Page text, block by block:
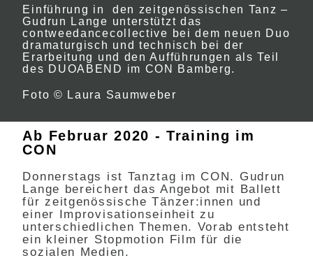
Einführung in den zeitgenössischen Tanz –
Gudrun Lange unterstützt das
contweedancecollective bei dem neuen Duo
dramaturgisch und technisch bei der
Erarbeitung und den Aufführungen als Teil
des DUOABEND im CON Bamberg.
Foto © Laura Saumweber
Ab Februar 2020 - Training im
CON
Donnerstags ist Tanztag im CON. Gudrun
Lange bereichert das Angebot mit Ballett
für zeitgenössische Tänzer:innen und
einer Improvisationseinheit zu
unterschiedlichen Themen. Vorab entsteht
ein kleiner Stopmotion Film für die
sozialen Medien.